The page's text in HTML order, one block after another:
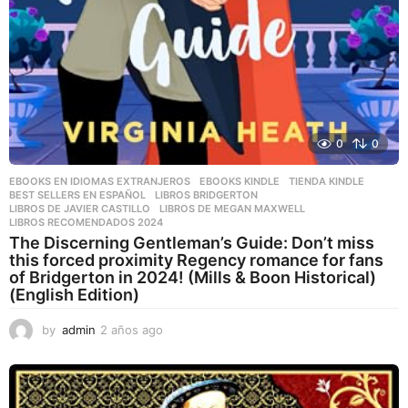
0 0
EBOOKS EN IDIOMAS EXTRANJEROS ,EBOOKS KINDLE ,TIENDA KINDLE
BEST SELLERS EN ESPAÑOL
,LIBROS BRIDGERTON
LIBROS DE JAVIER CASTILLO
,LIBROS DE MEGAN MAXWELL
LIBROS RECOMENDADOS 2024
The Discerning Gentleman’s Guide: Don’t miss
this forced proximity Regency romance for fans
of Bridgerton in 2024! (Mills & Boon Historical)
(English Edition)
by admin 2 años ago
ñ
o
s